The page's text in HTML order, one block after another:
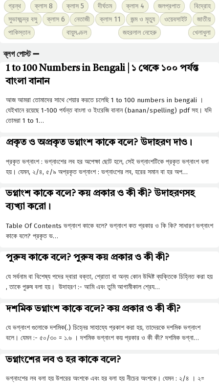
গ্রন্থ
ক্লাস 8 ক্লাস 5 দীর্ঘতম ক্লাস 4 জলপ্রপাত
বিদ্রোহ
সুভাষচন্দ্র বসু
ক্লাস 6 নেতাজী ক্লাস 11 জন্ম ও মৃত্যু ওয়েবসাইট
জাতীয়
পাকিস্তান
বায়ুমণ্ডল জহরলাল নেহেরু খেলাধুলা
ব্লগ পোস্ট ➖
1 to 100 Numbers in Bengali | ১ থেকে ১০০ পর্যন্ত
বাংলা বানান
আজ আমরা তোমাদের সাথে শেয়ার করতে চলেছি 1 to 100 numbers in bengali ।
যেইখানে রয়েছে 1-100 পর্যন্ত বাংলা ও ইংরেজি বানান (banan/spelling) pdf সহ। যদি
তোমরা 1 to 1…
প্রকৃত ও অপ্রকৃত ভগ্নাংশ কাকে বলে? উদাহরণ দাও।
প্রকৃত ভগ্নাংশ : ভগ্নাংশের লব হর অপেক্ষা ছােট হলে, সেই ভগ্নাংশটিকে প্রকৃত ভগ্নাংশ বলা
হয়। যেমন, ২/৪, ৫/৯ অপ্রকৃত ভগ্নাংশ : ভগ্নাংশের লব, হরের সমান বা হর অপ…
ভগ্নাংশ কাকে বলে? কয় প্রকার ও কী কী? উদাহরণসহ
ব্যখ্যা করো।
Table Of Contents ভগ্নাংশ কাকে বলে? ভগ্নাংশ কত প্রকার ও কি কি? সাধারণ ভগ্নাংশ
কাকে বলে? প্রকৃত ভ…
পুরুষ কাকে বলে? পুরুষ কয় প্রকার ও কী কী?
যে সর্বনাম বা বিশেষ্য পদের দ্বারা বক্তা, শ্রোতা বা অন্য কোন উদ্দিষ্ট ব্যক্তিকে চিহ্নিত করা হয়
, তাকে পুরুষ বলা হয়। উদাহরণ :- আমি এবং তুমি আগামীকাল শ্রেয…
দশমিক ভগ্নাংশ কাকে বলে? কয় প্রকার ও কী কী?
যে ভগ্নাংশ গুলোকে দশমিক(.) চিহ্নের সাহায্যে প্রকাশ করা হয়, তাদেরকে দশমিক ভগ্নাংশ
বলে। যেমন :- ৫০/৩০ = ১.৬ । দশমিক ভগ্নাংশ কয় প্রকার ও কী কী? দশমিক ভগ্না…
ভগ্নাংশের লব ও হর কাকে বলে?
ভগ্নাংশের লব বলা হয় উপরের অংশকে এবং হর বলা হয় নীচের অংশকে। যেমন : ২/৪ । ২=